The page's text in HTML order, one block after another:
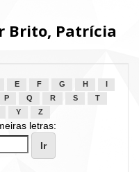
Brito, Patrícia
E F G H
P Q R S
T
Y Z
letras: